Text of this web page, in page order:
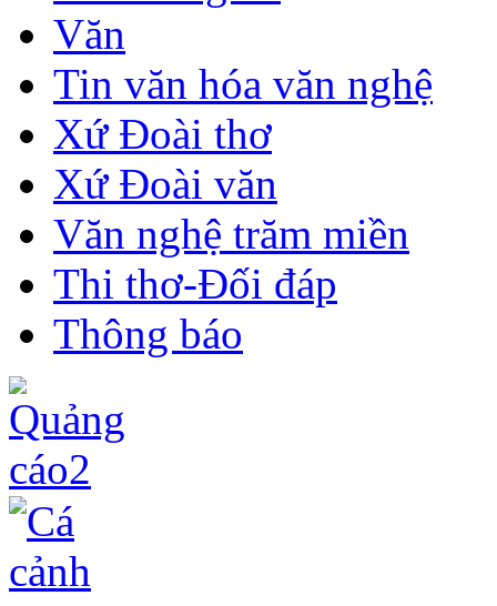
Văn
Tin văn hóa văn nghệ
Xứ Đoài thơ
Xứ Đoài văn
Văn nghệ trăm miền
Thi thơ-Đối đáp
Thông báo